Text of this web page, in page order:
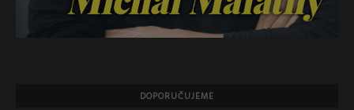
DOPORUČUJEME